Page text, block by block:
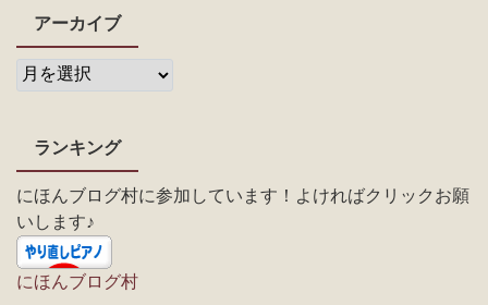
アーカイブ
ランキング
にほんブログ村に参加しています！よければクリックお願
いします♪
にほんブログ村